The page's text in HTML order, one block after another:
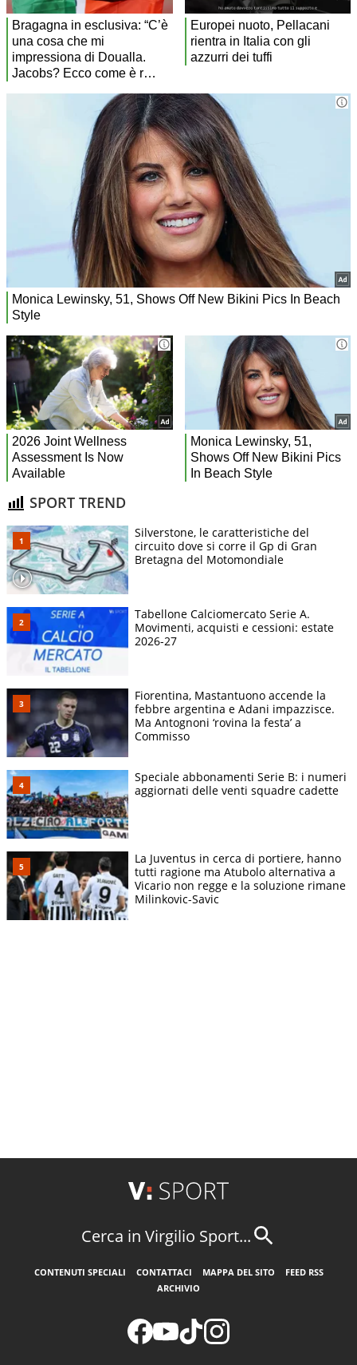
SPORT TREND
Silverstone, le caratteristiche del
circuito dove si corre il Gp di Gran
Bretagna del Motomondiale
Tabellone Calciomercato Serie A.
Movimenti, acquisti e cessioni: estate
2026-27
Fiorentina, Mastantuono accende la
febbre argentina e Adani impazzisce.
Ma Antognoni ‘rovina la festa’ a
Commisso
Speciale abbonamenti Serie B: i numeri
aggiornati delle venti squadre cadette
La Juventus in cerca di portiere, hanno
tutti ragione ma Atubolo alternativa a
Vicario non regge e la soluzione rimane
Milinkovic-Savic
Cerca in Virgilio Sport...
CONTENUTI SPECIALI CONTATTACI MAPPA DEL SITO
FEED RSS
ARCHIVIO